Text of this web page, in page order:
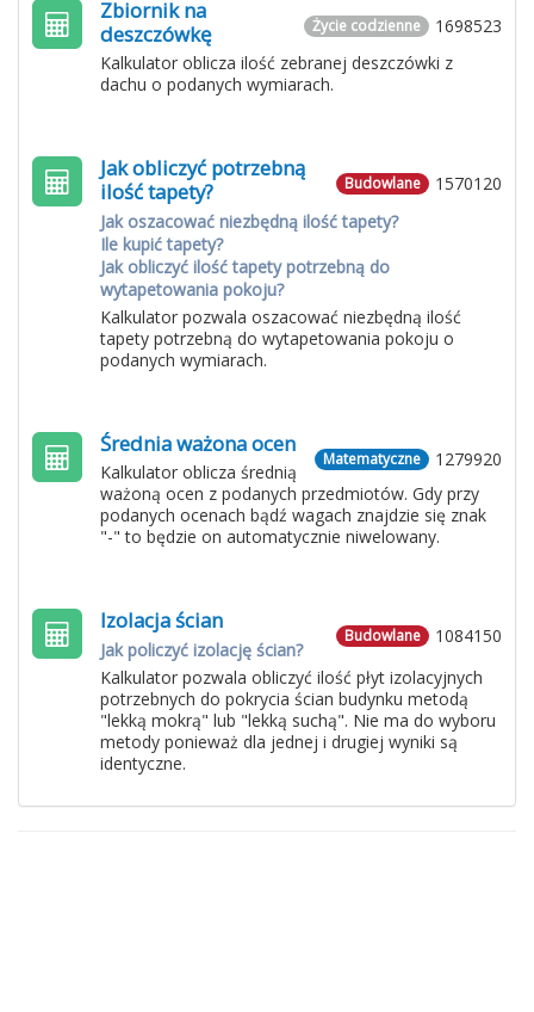
1698523
Życie codzienne
Zbiornik na
deszczówkę
Kalkulator oblicza ilość zebranej deszczówki z
dachu o podanych wymiarach.
1570120
Budowlane
Jak obliczyć potrzebną
ilość tapety?
Jak oszacować niezbędną ilość tapety?
Ile kupić tapety?
Jak obliczyć ilość tapety potrzebną do
wytapetowania pokoju?
Kalkulator pozwala oszacować niezbędną ilość
tapety potrzebną do wytapetowania pokoju o
podanych wymiarach.
1279920
Matematyczne
Średnia ważona ocen
Kalkulator oblicza średnią
ważoną ocen z podanych przedmiotów. Gdy przy
podanych ocenach bądź wagach znajdzie się znak
"-" to będzie on automatycznie niwelowany.
1084150
Budowlane
Izolacja ścian
Jak policzyć izolację ścian?
Kalkulator pozwala obliczyć ilość płyt izolacyjnych
potrzebnych do pokrycia ścian budynku metodą
"lekką mokrą" lub "lekką suchą". Nie ma do wyboru
metody ponieważ dla jednej i drugiej wyniki są
identyczne.